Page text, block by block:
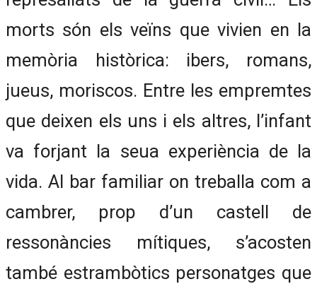
morts són els veïns que vivien en la
memòria històrica: ibers, romans,
jueus, moriscos. Entre les empremtes
que deixen els uns i els altres, l’infant
va forjant la seua experiència de la
vida. Al bar familiar on treballa com a
cambrer, prop d’un castell de
ressonàncies mítiques, s’acosten
també estrambòtics personatges que